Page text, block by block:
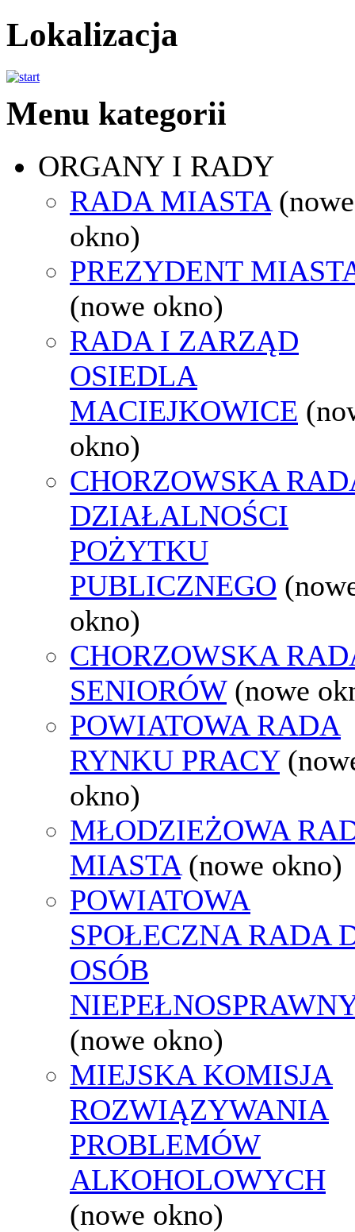
Lokalizacja
Menu kategorii
ORGANY I RADY
RADA MIASTA (nowe
okno)
PREZYDENT
(nowe okno)
RADA I ZARZĄD
OSIEDLA
MACIEJKOWICE
okno)
CHORZOWSKA
DZIAŁALNOŚCI
POŻYTKU
PUBLICZNEGO
okno)
CHORZOWSKA
SENIORÓW (nowe
POWIATOWA RADA
RYNKU PRACY
okno)
MŁODZIEŻOWA
MIASTA (nowe okno)
POWIATOWA
SPOŁECZNA RADA
OSÓB
(nowe okno)
MIEJSKA KOMISJA
ROZWIĄZYWANIA
PROBLEMÓW
ALKOHOLOWYCH
(nowe okno)